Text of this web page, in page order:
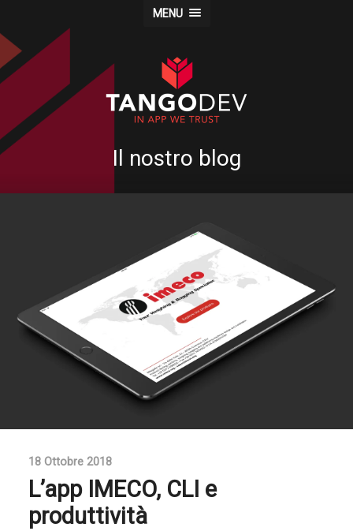
MENU
Il nostro blog
18 Ottobre 2018
L’app IMECO, CLI e
produttività